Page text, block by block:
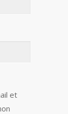
et